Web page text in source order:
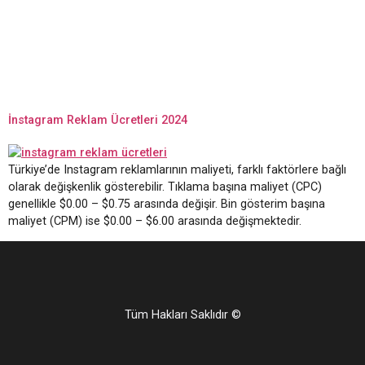
İnstagram Reklam Ücretleri 2024
Türkiye’de Instagram reklamlarının maliyeti, farklı faktörlere bağlı
olarak değişkenlik gösterebilir. Tıklama başına maliyet (CPC)
genellikle $0.00 – $0.75 arasında değişir. Bin gösterim başına
maliyet (CPM) ise $0.00 – $6.00 arasında değişmektedir.
Tüm Hakları Saklıdır ©